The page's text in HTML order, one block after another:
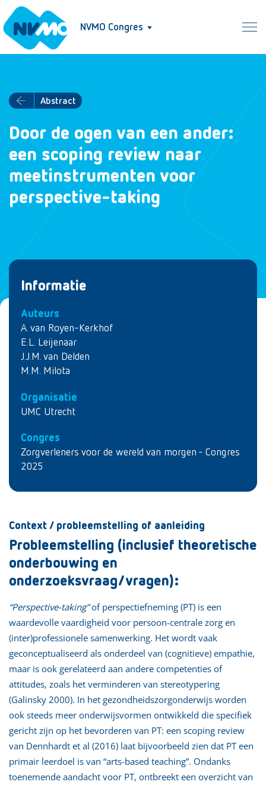
NVMO Congres
Abstract
Door de ogen van een ander:
een scoping review naar
meetinstrumenten voor
perspective-taking
Informatie
Auteurs
A. van Royen-Kerkhof
E.L. Leijenaar
J.J.M. van Delden
M.M. Milota
Organisatie
UMC Utrecht
Congres
Zorgverleners voor de wereld van morgen - Congres
2025
Context / probleemstelling of aanleiding
Probleemstelling (inclusief theoretische
onderbouwing en
onderzoeksvraag/vragen):
“Perspective-taking”of perspectiefneming (PT) is een
waardevolle vaardigheid voor persoon-centrale zorg en
(inter)professionele samenwerking. Het wordt vaak
geconceptualiseerd als onderdeel van (cognitieve) empathie,
maar is ook gerelateerd aan andere competenties of
attitudes, zoals het verminderen van stereotypering
(Galinsky 2000). In het gezondheidszorgonderwijs worden
ook steeds meer onderwijsvormen ontwikkeld die specifiek
gericht zijn op het bevorderen van PT: een scoping review
van Dennhardt et al (2016) laat bijvoorbeeld zien dat PT een
primair leerdoel is van “arts-based teaching”. Ondanks
toenemende aandacht voor PT, ontbreekt een overzicht van